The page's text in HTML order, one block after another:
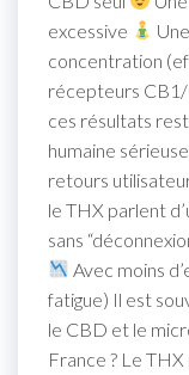
excessive
concentration
récepteurs
ces résultats
humaine
retours
le THX parlent
sans
Avec moins
fatigue) Il est
le CBD et le
France ? Le THX